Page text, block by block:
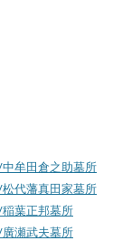
牟田倉之助墓所
代藩真田家墓所
葉正邦墓所
瀬武夫墓所